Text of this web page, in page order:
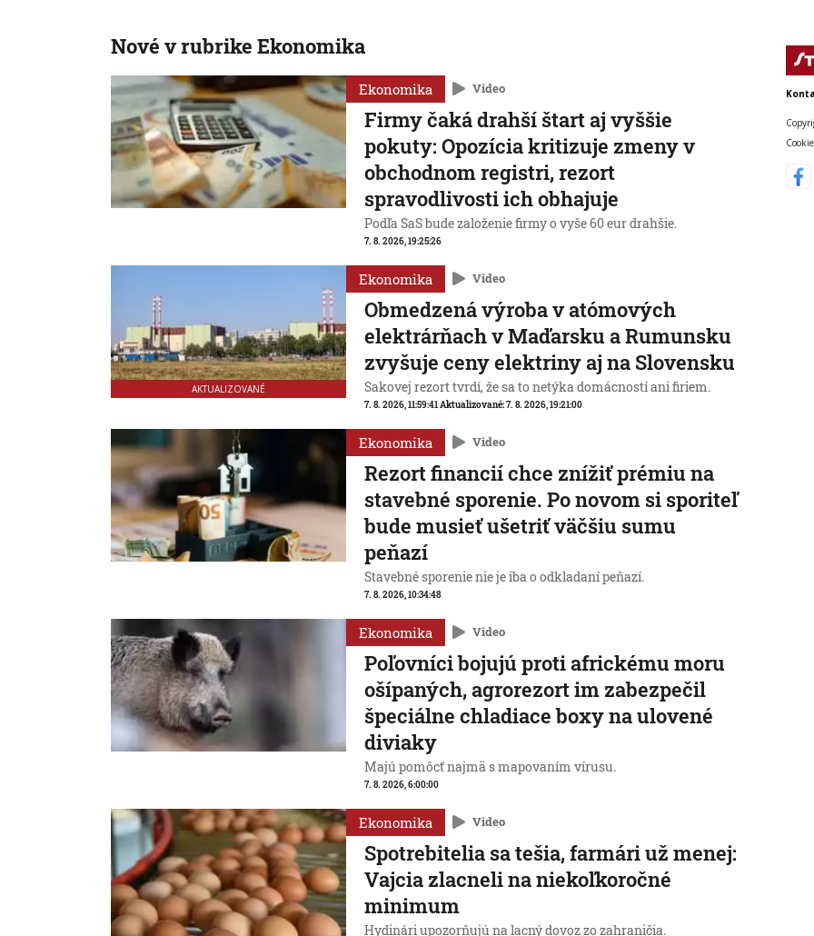
Nové v rubrike Ekonomika
Ekonomika Video
Firmy čaká drahší štart aj vyššie
pokuty: Opozícia kritizuje zmeny v
obchodnom registri, rezort
spravodlivosti ich obhajuje
Podľa SaS bude založenie firmy o vyše 60 eur drahšie.
7. 8. 2026, 19:25:26
AKTUALIZOVANÉ
Ekonomika Video
Obmedzená výroba v atómových
elektrárňach v Maďarsku a Rumunsku
zvyšuje ceny elektriny aj na Slovensku
Sakovej rezort tvrdí, že sa to netýka domácností ani firiem.
7. 8. 2026, 11:59:41Aktualizované:7. 8. 2026, 19:21:00
Ekonomika Video
Rezort financií chce znížiť prémiu na
stavebné sporenie. Po novom si sporiteľ
bude musieť ušetriť väčšiu sumu
peňazí
Stavebné sporenie nie je iba o odkladaní peňazí.
7. 8. 2026, 10:34:48
Ekonomika Video
Poľovníci bojujú proti africkému moru
ošípaných, agrorezort im zabezpečil
špeciálne chladiace boxy na ulovené
diviaky
Majú pomôcť najmä s mapovaním vírusu.
7. 8. 2026, 6:00:00
Ekonomika Video
Spotrebitelia sa tešia, farmári už menej:
Vajcia zlacneli na niekoľkoročné
minimum
Hydinári upozorňujú na lacný dovoz zo zahraničia.